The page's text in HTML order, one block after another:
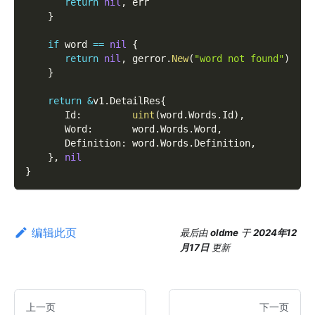
}
if word == nil
{
return nil , gerror. New( "word not found")
}
return &v1 . DetailRes{
       Id
: uint (word .Words . Id ) ,
       Word
:
       word
.Words .Word ,
       Definition
: word .Words . Definition,
} ,
nil
}
编辑此页 最后由oldme 于2024年12
月17日 更新
上一页 下一页